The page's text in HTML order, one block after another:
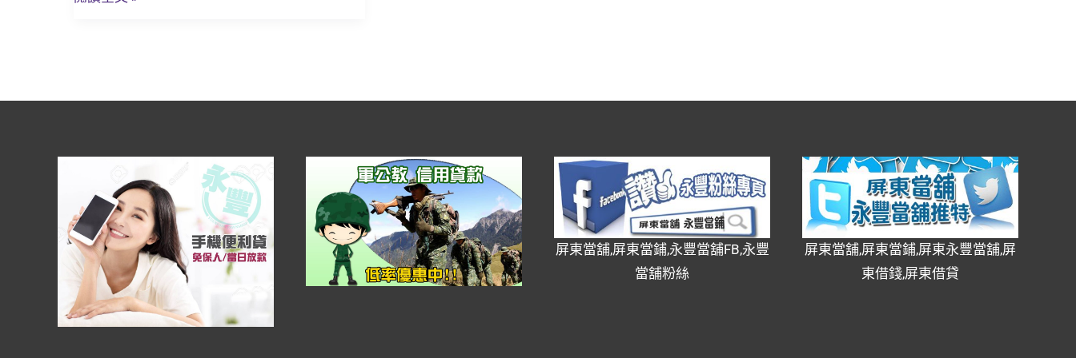
當
撥
快
速
便
利
屏東當舖,屏東當鋪,永豐當舖FB,永豐
當舖粉絲
屏東當舖,屏東當鋪,屏東永豐當舖,屏
東借錢,屏東借貸